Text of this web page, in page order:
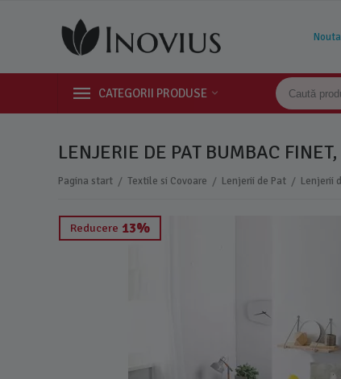
CATEGORII PRODUSE
LENJERIE DE PAT BUMBAC
Pagina start / Textile si Covoare / Lenjerii de Pat / Lenjerii
Reducere 13%